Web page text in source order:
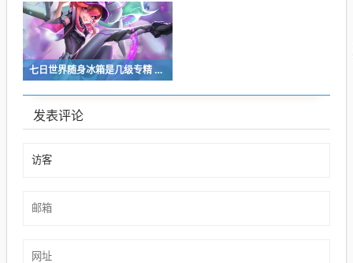
七日世界随身冰箱是几级专精 七日世界随身冰箱专精梯度排行
发表评论